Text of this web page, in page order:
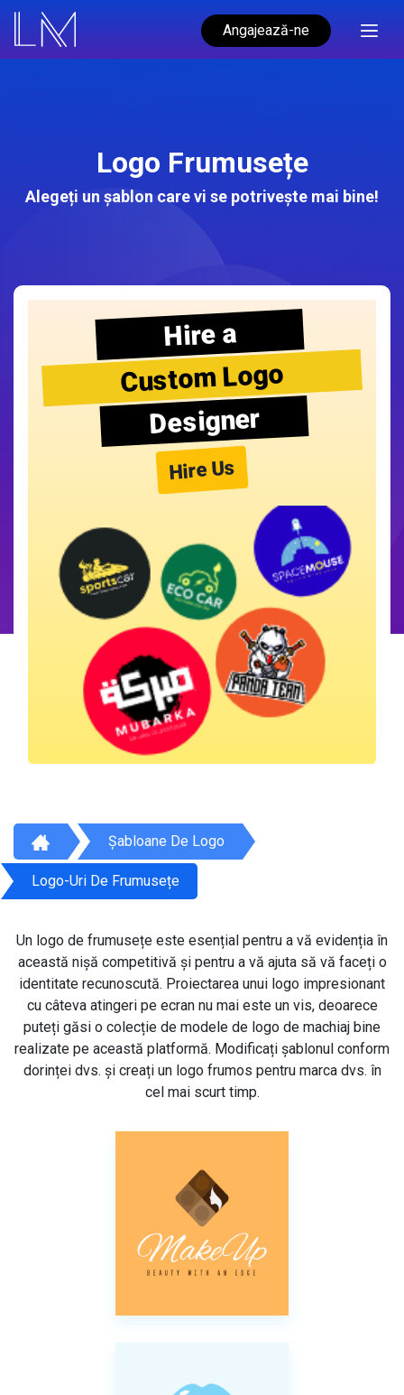
Angajează-ne
Logo Frumusețe
Alegeți un șablon care vi se potrivește mai bine!
Hire a
Custom Logo
Designer
Hire Us
Șabloane De Logo
Logo-Uri De Frumusețe
Un logo de frumusețe este esențial pentru a vă evidenția în
această nișă competitivă și pentru a vă ajuta să vă faceți o
identitate recunoscută. Proiectarea unui logo impresionant
cu câteva atingeri pe ecran nu mai este un vis, deoarece
puteți găsi o colecție de modele de logo de machiaj bine
realizate pe această platformă. Modificați șablonul conform
dorinței dvs. și creați un logo frumos pentru marca dvs. în
cel mai scurt timp.